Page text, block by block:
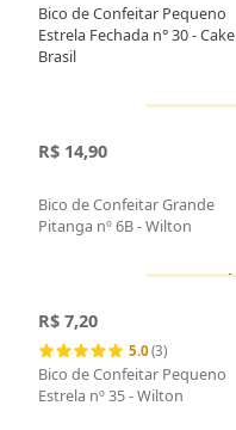
Bico de Confeitar Pequeno
Estrela Fechada n° 30 - Cake
Brasil
R$ 14,90
Bico de Confeitar Grande
Pitanga nº 6B - Wilton
R$ 7,20
5.0(3)
Bico de Confeitar Pequeno
Estrela nº 35 - Wilton